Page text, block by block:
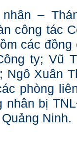
–
công tác
các đồng
ty; Vũ
Ngô Xuân
phòng
nhân bị
Ninh.